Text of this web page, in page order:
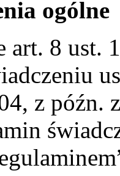
ogólne
art. 8 ust.
z późn.